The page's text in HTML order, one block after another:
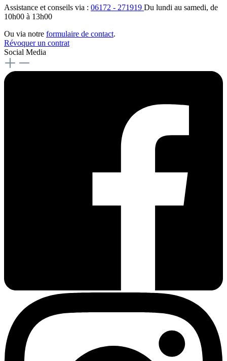
Assistance et conseils via : 06172 - 271919 Du lundi au samedi, de
10h00 à 13h00
Ou via notre formulaire de contact.
Révoquer un contrat
Social Media